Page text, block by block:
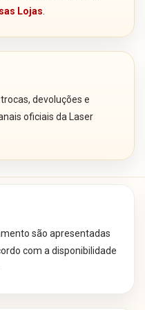
Lojas
devoluções e
oficiais da Laser
são apresentadas
com a disponibilidade